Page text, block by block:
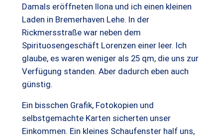
Damals eröffneten Ilona und ich einen kleinen
Laden in Bremerhaven Lehe. In der
Rickmersstraße war neben dem
Spirituosengeschäft Lorenzen einer leer. Ich
glaube, es waren weniger als 25 qm, die uns zur
Verfügung standen. Aber dadurch eben auch
günstig.
Ein bisschen Grafik, Fotokopien und
selbstgemachte Karten sicherten unser
Einkommen. Ein kleines Schaufenster half uns,